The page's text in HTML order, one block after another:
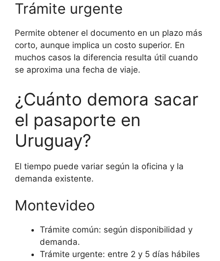
Trámite urgente
Permite obtener el documento en un plazo más
corto, aunque implica un costo superior. En
muchos casos la diferencia resulta útil cuando
se aproxima una fecha de viaje.
¿Cuánto demora sacar
el pasaporte en
Uruguay?
El tiempo puede variar según la oficina y la
demanda existente.
Montevideo
Trámite común: según disponibilidad y
demanda.
Trámite urgente: entre 2 y 5 días hábiles